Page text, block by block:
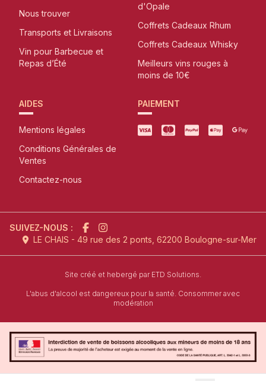
Nous trouver
Transports et Livraisons
Vin pour Barbecue et
Repas d’Été
d'Opale
Coffrets Cadeaux Rhum
Coffrets Cadeaux Whisky
Meilleurs vins rouges à
moins de 10€
AIDES
Mentions légales
Conditions Générales de
Ventes
Contactez-nous
PAIEMENT
SUIVEZ-NOUS :
LE CHAIS - 49 rue des 2 ponts, 62200 Boulogne-sur-Mer
Site créé et hebergé parl'agence de création de site
ETD Solutions.
L'abus d'alcool est dangereux pour la santé. Consommer avec
modération